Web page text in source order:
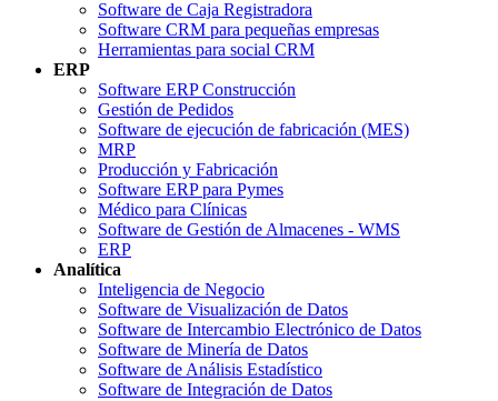
Software de Caja Registradora
Software CRM para pequeñas empresas
Herramientas para social CRM
ERP
Software ERP Construcción
Gestión de Pedidos
Software de ejecución de fabricación (MES)
MRP
Producción y Fabricación
Software ERP para Pymes
Médico para Clínicas
Software de Gestión de Almacenes - WMS
ERP
Analítica
Inteligencia de Negocio
Software de Visualización de Datos
Software de Intercambio Electrónico de Datos
Software de Minería de Datos
Software de Análisis Estadístico
Software de Integración de Datos